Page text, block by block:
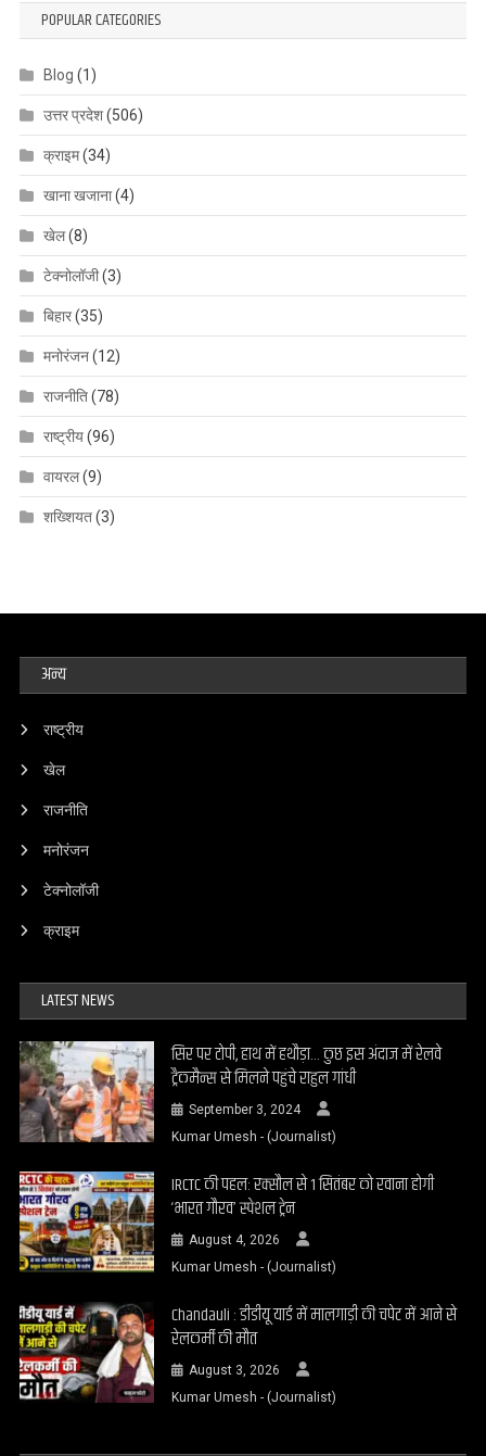
POPULAR CATEGORIES
Blog (1)
उत्तर प्रदेश(506)
क्राइम(34)
खाना खजाना(4)
खेल(8)
टेक्नोलॉजी(3)
बिहार(35)
मनोरंजन(12)
राजनीति(78)
राष्ट्रीय(96)
वायरल(9)
शख्शियत(3)
अन्य
राष्ट्रीय
खेल
राजनीति
मनोरंजन
टेक्नोलॉजी
क्राइम
LATEST NEWS
सिर पर टोपी, हाथ में हथौड़ा… कुछ इस अंदाज में रेलवे
ट्रैकमैन्स से मिलने पहुंचे राहुल गांधी
September 3, 2024
Kumar Umesh - (Journalist)
IRCTC की पहल: रक्सौल से 1 सितंबर को रवाना होगी
‘भारत गौरव’ स्पेशल ट्रेन
August 4, 2026
Kumar Umesh - (Journalist)
Chandauli : डीडीयू यार्ड में मालगाड़ी की चपेट में आने से
रेलकर्मी की मौत
August 3, 2026
Kumar Umesh - (Journalist)